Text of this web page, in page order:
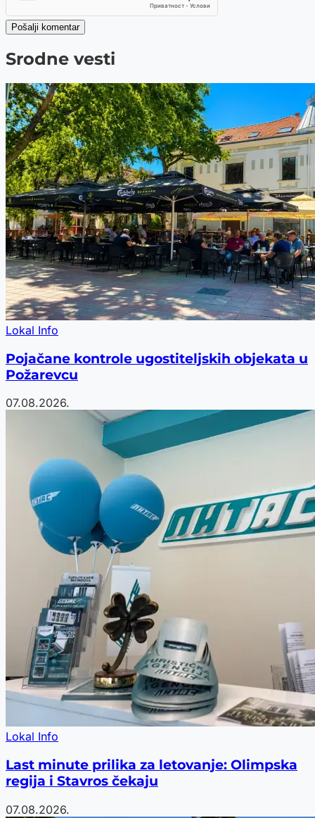
Pošalji komentar
Srodne vesti
Lokal Info
Pojačane kontrole ugostiteljskih objekata u
Požarevcu
07.08.2026.
Lokal Info
Last minute prilika za letovanje: Olimpska
regija i Stavros čekaju
07.08.2026.